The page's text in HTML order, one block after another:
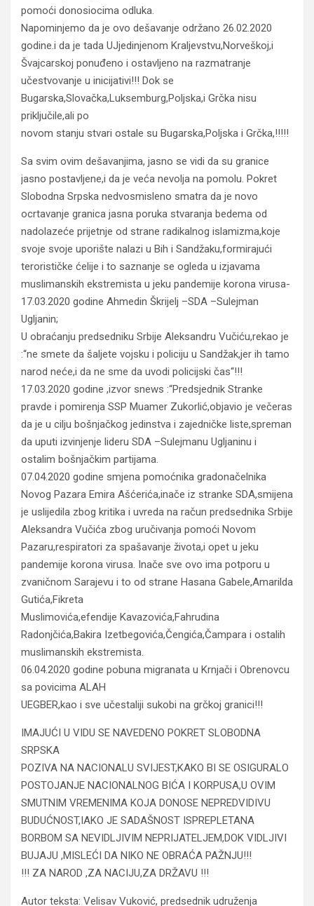
pomoći donosiocima odluka.
Napominjemo da je ovo dešavanje održano 26.02.2020
godine.i da je tada UJjedinjenom Kraljevstvu,Norveškoj,i
Švajcarskoj ponuđeno i ostavljeno na razmatranje
učestvovanje u inicijativi!!! Dok se
Bugarska,Slovačka,Luksemburg,Poljska,i Grčka nisu
priključile,ali po
novom stanju stvari ostale su Bugarska,Poljska i Grčka,!!!!!
Sa svim ovim dešavanjima, jasno se vidi da su granice
jasno postavljene,i da je veća nevolja na pomolu. Pokret
Slobodna Srpska nedvosmisleno smatra da je novo
ocrtavanje granica jasna poruka stvaranja bedema od
nadolazeće prijetnje od strane radikalnog islamizma,koje
svoje svoje uporište nalazi u Bih i Sandžaku,formirajući
terorističke ćelije i to saznanje se ogleda u izjavama
muslimanskih ekstremista u jeku pandemije korona virusa-
17.03.2020 godine Ahmedin Škrijelj –SDA –Sulejman
Ugljanin;
U obraćanju predsedniku Srbije Aleksandru Vučiću,rekao je
:“ne smete da šaljete vojsku i policiju u Sandžak,jer ih tamo
narod neće,i da ne sme da uvodi policijski čas“!!!
17.03.2020 godine ,izvor snews :“Predsjednik Stranke
pravde i pomirenja SSP Muamer Zukorlić,objavio je večeras
da je u cilju bošnjačkog jedinstva i zajedničke liste,spreman
da uputi izvinjenje lideru SDA –Sulejmanu Ugljaninu i
ostalim bošnjačkim partijama.
07.04.2020 godine smjena pomoćnika gradonačelnika
Novog Pazara Emira Ašćerića,inače iz stranke SDA,smijena
je uslijedila zbog kritika i uvreda na račun predsednika Srbije
Aleksandra Vučića zbog uručivanja pomoći Novom
Pazaru,respiratori za spašavanje života,i opet u jeku
pandemije korona virusa. Inače sve ovo ima potporu u
zvaničnom Sarajevu i to od strane Hasana Gabele,Amarilda
Gutića,Fikreta
Muslimovića,efendije Kavazovića,Fahrudina
Radonjčića,Bakira Izetbegovića,Čengića,Čampara i ostalih
muslimanskih ekstremista.
06.04.2020 godine pobuna migranata u Krnjači i Obrenovcu
sa povicima ALAH
UEGBER,kao i sve učestaliji sukobi na grčkoj granici!!!
IMAJUĆI U VIDU SE NAVEDENO POKRET SLOBODNA
SRPSKA
POZIVA NA NACIONALU SVIJEST,KAKO BI SE OSIGURALO
POSTOJANJE NACIONALNOG BIĆA I KORPUSA,U OVIM
SMUTNIM VREMENIMA KOJA DONOSE NEPREDVIDIVU
BUDUĆNOST,IAKO JE SADAŠNOST ISPREPLETANA
BORBOM SA NEVIDLJIVIM NEPRIJATELJEM,DOK VIDLJIVI
BUJAJU ,MISLEĆI DA NIKO NE OBRAĆA PAŽNJU!!!
!!! ZA NAROD ,ZA NACIJU,ZA DRŽAVU !!!
Autor teksta: Velisav Vuković, predsednik udruženja